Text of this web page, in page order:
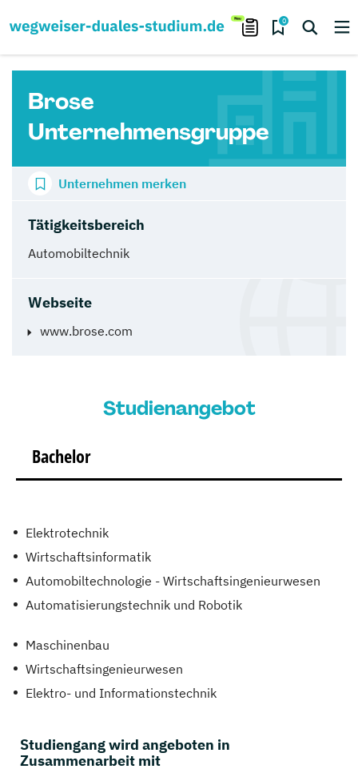
0
Brose
Unternehmensgruppe
Tätigkeitsbereich
Automobiltechnik
Webseite
www.brose.com
Unternehmen merken
Studienangebot
Bachelor
Elektrotechnik
Wirtschaftsinformatik
Automobiltechnologie - Wirtschaftsingenieurwesen
Automatisierungstechnik und Robotik
Maschinenbau
Wirtschaftsingenieurwesen
Elektro- und Informationstechnik
Studiengang wird angeboten in
Zusammenarbeit mit